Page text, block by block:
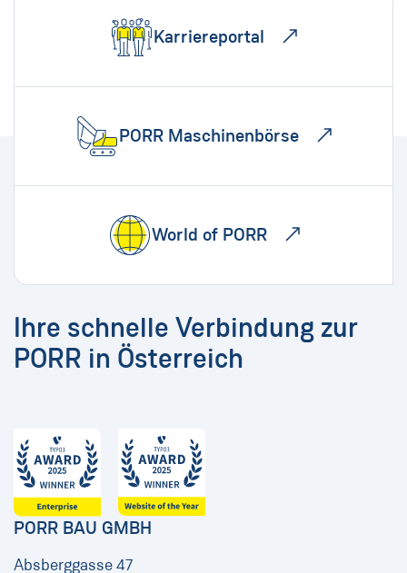
Karriereportal
PORR Maschinenbörse
World of PORR
Ihre schnelle Verbindung zur
PORR in Österreich
PORR BAU GMBH
Absberggasse 47